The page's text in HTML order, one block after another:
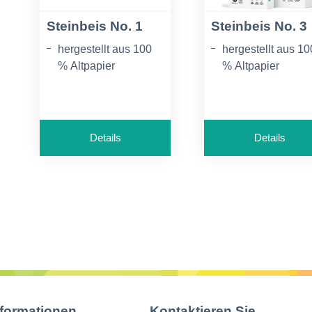
Steinbeis No. 1
hergestellt aus 100
% Altpapier
24-85 und ISO 20494
Details
Steinbeis No. 3
hergestellt aus
% Altpapier
24-85 und ISO
Details